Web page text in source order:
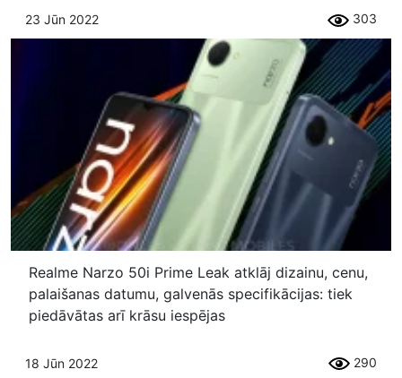
23 Jūn 2022 303
Realme Narzo 50i Prime Leak atklāj dizainu, cenu,
palaišanas datumu, galvenās specifikācijas: tiek
piedāvātas arī krāsu iespējas
18 Jūn 2022 290